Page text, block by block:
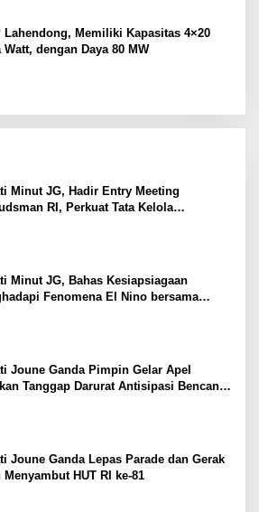
Lahendong, Memiliki Kapasitas 4×20
Watt, dengan Daya 80 MW
Minut JG, Hadir Entry Meeting
RI, Perkuat Tata Kelola
Minut JG, Bahas Kesiapsiagaan
Fenomena El Nino bersama
Joune Ganda Pimpin Gelar Apel
Tanggap Darurat Antisipasi Bencana
Joune Ganda Lepas Parade dan Gerak
Menyambut HUT RI ke-81